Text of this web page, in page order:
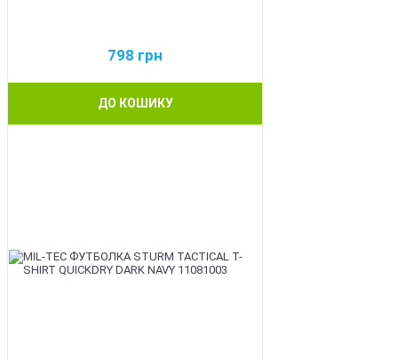
798 грн
ДО КОШИКУ